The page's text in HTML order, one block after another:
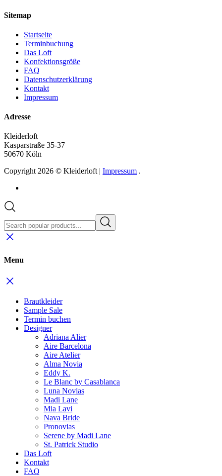
Sitemap
Startseite
Terminbuchung
Das Loft
Konfektionsgröße
FAQ
Datenschutzerklärung
Kontakt
Impressum
Adresse
Kleiderloft
Kasparstraße 35-37
50670 Köln
Copyright 2026 © Kleiderloft | Impressum .
Menu
Brautkleider
Sample Sale
Termin buchen
Designer
Adriana Alier
Aire Barcelona
Aire Atelier
Alma Novia
Eddy K.
Le Blanc by Casablanca
Luna Novias
Madi Lane
Mia Lavi
Nava Bride
Pronovias
Serene by Madi Lane
St. Patrick Studio
Das Loft
Kontakt
FAQ